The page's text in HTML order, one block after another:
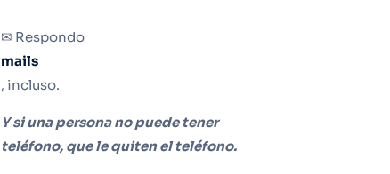
✉ Respondo
mails
, incluso.
Y si una persona no puede tener
teléfono, que le quiten el teléfono.